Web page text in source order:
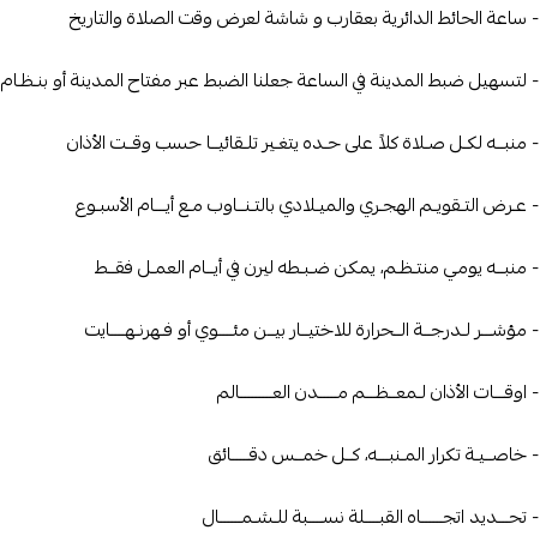
- ساعة الحائط الدائرية بعقارب و شاشة لعرض وقت الصلاة والتاريخ
- لتسهيل ضبط المدينة في الساعة جعلنا الضبط عبر مفتاح المدينة أو بنـظـام 24 سـاعـة (AM / PM) عـرض الوقــت بنـظـام 12 سـاعـة
- منبــه لكـل صـلاة كلاً على حـده يتغـير تلـقائيــا حسب وقــت الأذان
- عـرض التـقويـم الهجـري والميـلادي بالتـنــاوب مـع أيـــام الأسبـوع
- منبــه يومي منتـظـم، يمكن ضـبـطه ليرن في أيــام العمـل فقــط
- مؤشـــر لـدرجــة الــحرارة للاختيــار بيــن مئــــوي أو فـهرنـهــــايت
- اوقـــات الأذان لـمعــظـــم مـــــدن العـــــــــالم
- خاصــيـة تكرار المـنبـــه، كــل خمــس دقـــــائق
- تحـــديد اتجــــــاه القبــــلة نســــبة للـشـمــــــال